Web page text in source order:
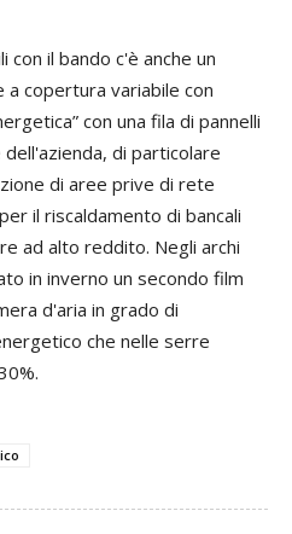
con il bando c'è anche un
copertura variabile con
con una fila di pannelli
di particolare
di aree prive di rete
il riscaldamento di bancali
ad alto reddito. Negli archi
in inverno un secondo film
d'aria in grado di
che nelle serre